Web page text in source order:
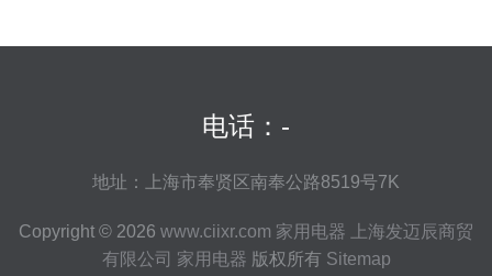
电话：-
地址：上海市奉贤区南奉公路8519号7K
Copyright © 2026 www.ciixr.com 家用电器
上海发迈辰商贸
有限公司 家用电器 版权所有 Sitemap